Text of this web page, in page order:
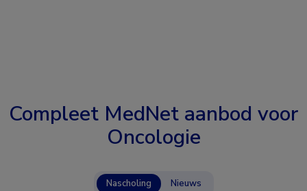
Compleet MedNet aanbod voor
Oncologie
Nascholing Nieuws